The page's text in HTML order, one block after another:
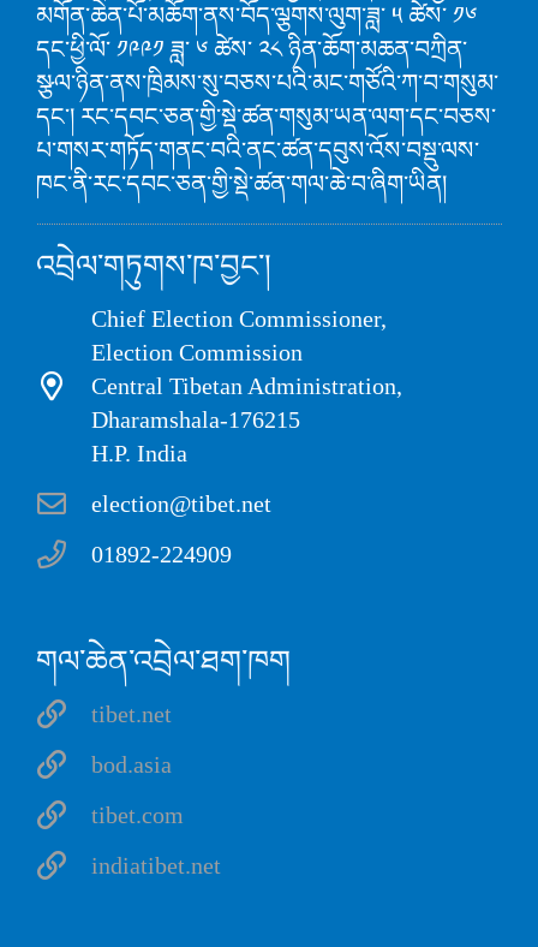
མགོན་ཆེན་པོ་མཆོག་ནས་བོད་ལྕགས་ལུག་ཟླ་ ༥ ཚེས་ ༡༦
དང་ཕྱི་ལོ་ ༡༩༩༡ ཟླ་ ༦ ཚེས་ ༢༨ ཉིན་ཆོག་མཆན་བཀྲིན་
སྩལ་ཉིན་ནས་ཁྲིམས་སུ་བཅས་པའི་མང་གཙོའི་ཀ་བ་གསུམ་
དང་། རང་དབང་ཅན་གྱི་སྡེ་ཚན་གསུམ་ཡན་ལག་དང་བཅས་
པ་གསར་གཏོད་གནང་བའི་ནང་ཚན་དབུས་འོས་བསྡུ་ལས་
ཁང་ནི་རང་དབང་ཅན་གྱི་སྡེ་ཚན་གལ་ཆེ་བ་ཞིག་ཡིན།
འབྲེལ་གཏུགས་ཁ་བྱང་།
Chief Election Commissioner,
Election Commission
Central Tibetan Administration,
Dharamshala-176215
H.P. India
election@tibet.net
01892-224909
གལ་ཆེན་འབྲེལ་ཐག་ཁག
tibet.net
bod.asia
tibet.com
indiatibet.net